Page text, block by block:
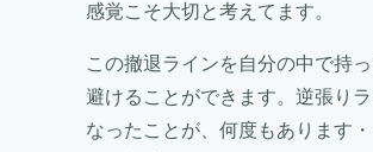
感覚こそ大切と考えてます。
この撤退ラインを自分の中で持
避けることができます。逆張り
なったことが、何度もあります